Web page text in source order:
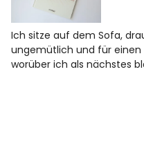
Spiele
Konzerte
Ich sitze auf dem Sofa,
ungemütlich und für
worüber ich als nächstes